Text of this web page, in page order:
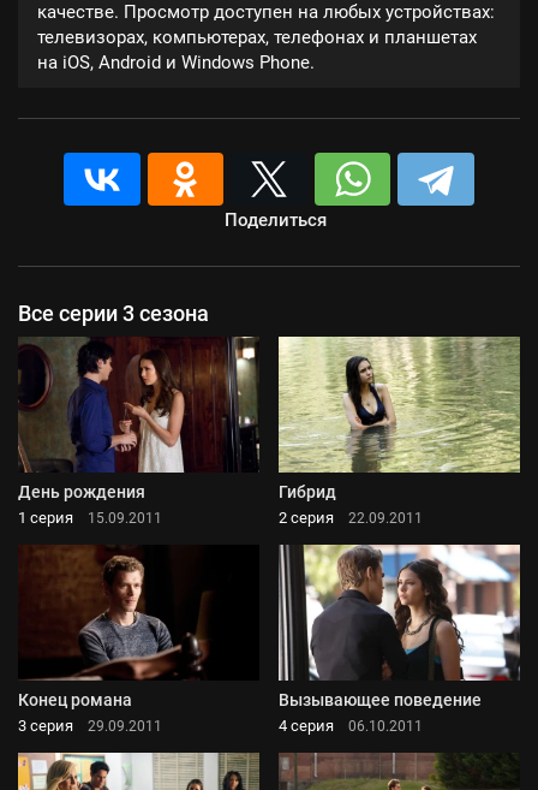
качестве. Просмотр доступен на любых устройствах:
телевизорах, компьютерах, телефонах и планшетах
на iOS, Android и Windows Phone.
Поделиться
Все серии 3 сезона
День рождения
1 серия 15.09.2011
Гибрид
2 серия 22.09.2011
Конец романа
3 серия 29.09.2011
Вызывающее поведение
4 серия 06.10.2011